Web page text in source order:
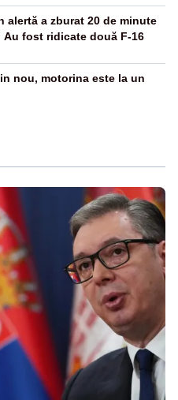
alertă a zburat 20 de minute
Au fost ridicate două F-16
nou, motorina este la un